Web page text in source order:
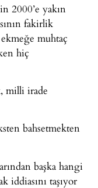
2000’e yakın
fakirlik
ekmeğe muhtaç
hiç
milli irade
bahsetmekten
başka hangi
iddiasını taşıyor